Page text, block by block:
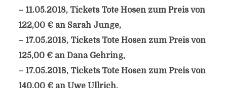
– 11.05.2018, Tickets Tote Hosen zum Preis von
122,00 € an Sarah Junge,
– 17.05.2018, Tickets Tote Hosen zum Preis von
125,00 € an Dana Gehring,
– 17.05.2018, Tickets Tote Hosen zum Preis von
140,00 € an Uwe Ullrich,